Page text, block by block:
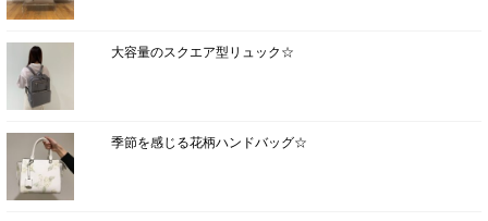
大容量のスクエア型リュック☆
季節を感じる花柄ハンドバッグ☆